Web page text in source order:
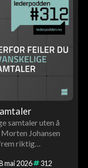
samtaler uten å
Johansen
riktig
mai2026 312